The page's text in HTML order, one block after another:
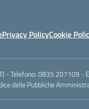
Privacy PolicyCookie
- Telefono:0835 207109 -
delle Pubbliche